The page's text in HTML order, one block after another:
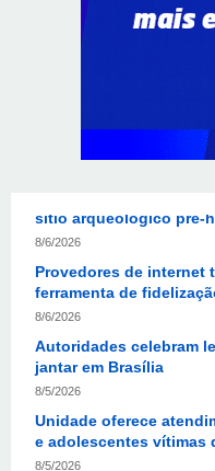
abrem processo
“Você sabe com quem
Jardim Botânico:
sítio arqueológico pré-
Provedores de internet
ferramenta de
Autoridades celebram
jantar em Brasília
Unidade oferece
e adolescentes vítimas
Planaltina terá reforço
Nacional da Uva e do